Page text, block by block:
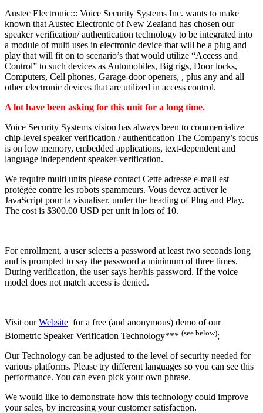
Austec Electronic::: Voice Security Systems Inc. wants to make
known that Austec Electronic of New Zealand has chosen our
speaker verification/ authentication technology to be integrated into
a module of multi uses in electronic device that will be a plug and
play that will fit on to scenario’s that would utilize “Access and
Control” to such devices as Automobiles, Big rigs, Door locks,
Computers, Cell phones, Garage-door openers, , plus any and all
other electronic devices that are utilized in access control.
A lot have been asking for this unit for a long time.
Voice Security Systems vision has always been to commercialize
chip-level speaker verification / authentication The Company’s focus
is on low memory, embedded applications, text-dependent and
language independent speaker-verification.
We require multi units please contactCette adresse e-mail est
protégée contre les robots spammeurs. Vous devez activer le
JavaScript pour la visualiser. under the heading of Plug and Play.
The cost is $300.00 USD per unit in lots of 10.
For enrollment, a user selects a password at least two seconds long
and is prompted to say the password a minimum of three times.
During verification, the user says her/his password. If the voice
model does not match access is denied.
Visit ourWebsite for a free (and anonymous) demo of our
Biometric Speaker Verification Technology*** (see below);
Our Technology can be adjusted to the level of security needed for
various platforms. Please try different languages so you can see this
performance. You can even pick your own phrase.
We would like to demonstrate how this technology could improve
your sales, by increasing your customer satisfaction.